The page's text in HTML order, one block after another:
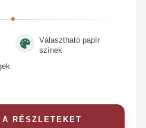
Választható papír
színek
A RÉSZLETEKET